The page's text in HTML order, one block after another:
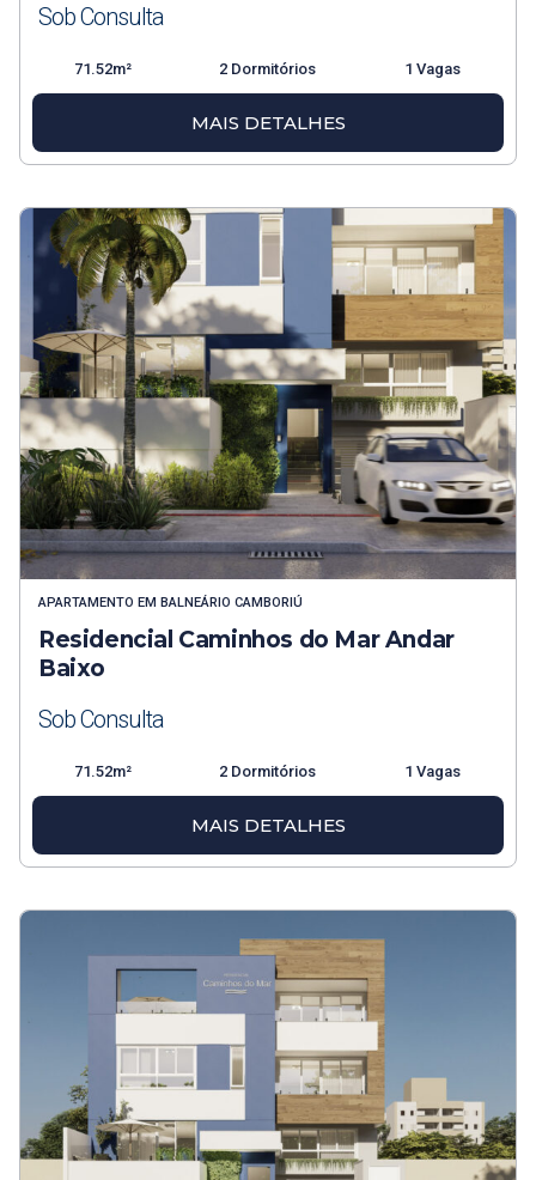
Sob Consulta
71.52m² 2 Dormitórios 1 Vagas
MAIS DETALHES
APARTAMENTO EM BALNEÁRIO CAMBORIÚ
Residencial Caminhos do Mar Andar
Baixo
Sob Consulta
71.52m² 2 Dormitórios 1 Vagas
MAIS DETALHES